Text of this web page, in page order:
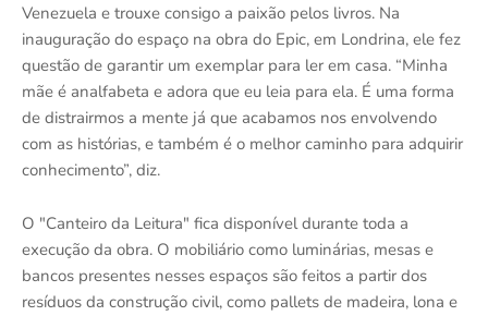
Venezuela e trouxe consigo a paixão pelos livros. Na
inauguração do espaço na obra do Epic, em Londrina, ele fez
questão de garantir um exemplar para ler em casa. “Minha
mãe é analfabeta e adora que eu leia para ela. É uma forma
de distrairmos a mente já que acabamos nos envolvendo
com as histórias, e também é o melhor caminho para adquirir
conhecimento”, diz.
O "Canteiro da Leitura" fica disponível durante toda a
execução da obra. O mobiliário como luminárias, mesas e
bancos presentes nesses espaços são feitos a partir dos
resíduos da construção civil, como pallets de madeira, lona e